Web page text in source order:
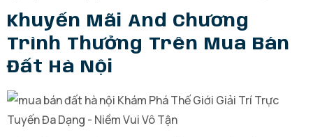
Khuyến Mãi And Chương
Trình Thưởng Trên Mua Bán
Đất Hà Nội